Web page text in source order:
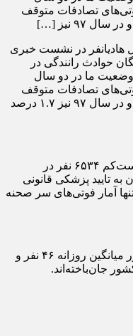
تصادفات متوقف
هادیانفر در نشست خبری
حوادث رانندگی در
ما در دو سال
تصادفات متوقف
شد. حتی در سال ۹۶ این آمار۱.۲ درصد و در سال ۹۷ نیز ۱.۷ درصد
وی ادامه داد: از ابتدای امسال تاکنون دست‌کم ۶۵۳۴ نفر در
به تایید پزشکی قانونی
آمار فوتی‌های سر صحنه
هادیانفر بیان کرد طبق همین آمار به طور میانگین روزانه ۴۶ نفر و